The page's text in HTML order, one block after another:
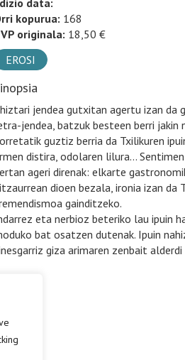
data:
kopurua: 168
originala: 18,50 €
EROSI
jendea gutxitan agertu izan da
jendea, batzuk besteen berri
guztiz berria da Txilikuren
distira, odolaren lilura…
ageri direnak: elkarte
dioen bezala, ironia izan da
gainditzeko.
eta nerbioz beteriko lau ipuin
bat osatzen dutenak. Ipuin
giza arimaren zenbait